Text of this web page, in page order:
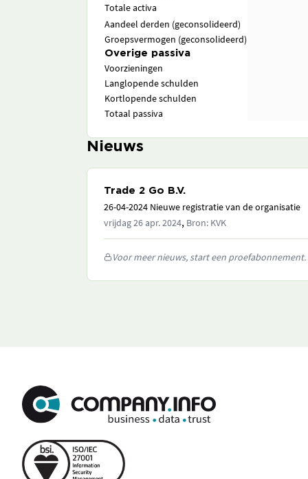
Totale activa
Aandeel derden (geconsolideerd)
Groepsvermogen (geconsolideerd)
Overige passiva
Voorzieningen
Langlopende schulden
Kortlopende schulden
Totaal passiva
Nieuws
Trade 2 Go B.V.
26-04-2024 Nieuwe registratie van de organisatie
vrijdag 26 apr. 2024, Bron: KVK
Voor meer nieuws, start een proefabonnement.